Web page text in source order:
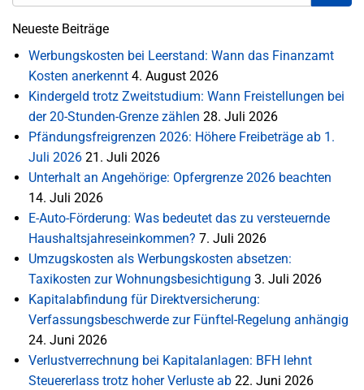
Neueste Beiträge
Werbungskosten bei Leerstand: Wann das Finanzamt
Kosten anerkennt 4. August 2026
Kindergeld trotz Zweitstudium: Wann Freistellungen bei
der 20-Stunden-Grenze zählen 28. Juli 2026
Pfändungsfreigrenzen 2026: Höhere Freibeträge ab 1.
Juli 2026 21. Juli 2026
Unterhalt an Angehörige: Opfergrenze 2026 beachten
14. Juli 2026
E-Auto-Förderung: Was bedeutet das zu versteuernde
Haushaltsjahreseinkommen? 7. Juli 2026
Umzugskosten als Werbungskosten absetzen:
Taxikosten zur Wohnungsbesichtigung 3. Juli 2026
Kapitalabfindung für Direktversicherung:
Verfassungsbeschwerde zur Fünftel-Regelung anhängig
24. Juni 2026
Verlustverrechnung bei Kapitalanlagen: BFH lehnt
Steuererlass trotz hoher Verluste ab 22. Juni 2026